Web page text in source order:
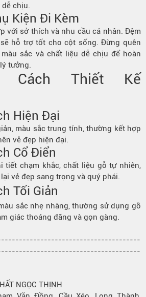
chịu.
Kiện Đi Kèm
với sở thích và nhu cầu cá nhân. Đệm
hỗ trợ tốt cho cột sống. Đừng quên
sắc và chất liệu dễ chịu để hoàn
tưởng.
Cách Thiết Kế
Hiện Đại
màu sắc trung tính, thường kết hợp
vẻ đẹp hiện đại.
Cổ Điển
tiết chạm khắc, chất liệu gỗ tự nhiên,
vẻ đẹp sang trọng và quý phái.
Tối Giản
sắc nhẹ nhàng, thường sử dụng gỗ
giác thoáng đãng và gọn gàng.
NGỌC THỊNH